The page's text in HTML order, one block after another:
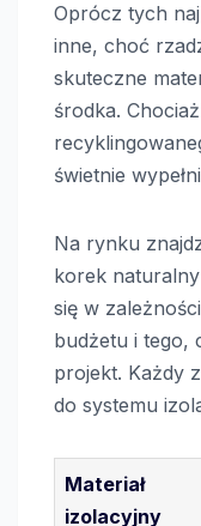
Oprócz tych
inne, choć
skuteczne
środka.
świetnie
Na rynku
korek
się w
budżetu i tego,
projekt. Każdy
do systemu
Materiał
izolacyjny